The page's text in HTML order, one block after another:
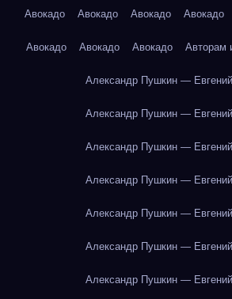
Авокадо Авокадо Авокадо Авокадо
Авокадо Авокадо Авокадо Авторам
Александр Пушкин —
Александр Пушкин —
Александр Пушкин —
Александр Пушкин —
Александр Пушкин —
Александр Пушкин —
Александр Пушкин —